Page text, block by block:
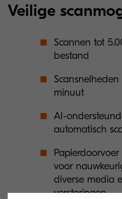
Veilige
Scannen tot
bestand
minuut
AI-
automatisch
voor
diverse media
verstoringen